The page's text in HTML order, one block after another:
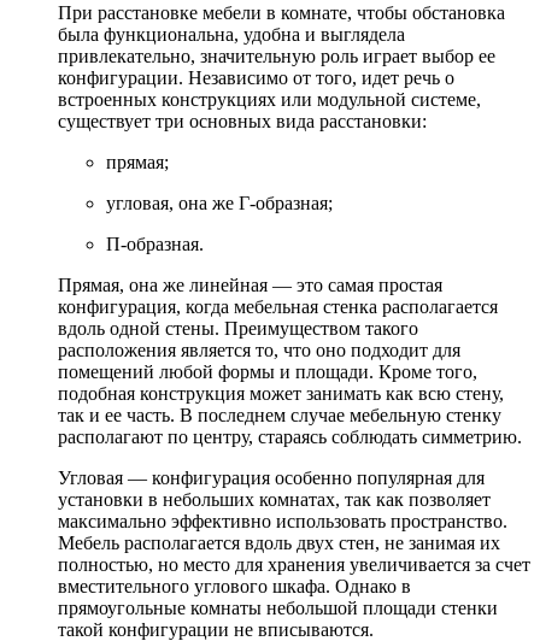
При расстановке мебели в комнате, чтобы обстановка
была функциональна, удобна и выглядела
привлекательно, значительную роль играет выбор ее
конфигурации. Независимо от того, идет речь о
встроенных конструкциях или модульной системе,
существует три основных вида расстановки:
прямая;
угловая, она же Г-образная;
П-образная.
Прямая, она же линейная — это самая простая
конфигурация, когда мебельная стенка располагается
вдоль одной стены. Преимуществом такого
расположения является то, что оно подходит для
помещений любой формы и площади. Кроме того,
подобная конструкция может занимать как всю стену,
так и ее часть. В последнем случае мебельную стенку
располагают по центру, стараясь соблюдать симметрию.
Угловая — конфигурация особенно популярная для
установки в небольших комнатах, так как позволяет
максимально эффективно использовать пространство.
Мебель располагается вдоль двух стен, не занимая их
полностью, но место для хранения увеличивается за счет
вместительного углового шкафа. Однако в
прямоугольные комнаты небольшой площади стенки
такой конфигурации не вписываются.